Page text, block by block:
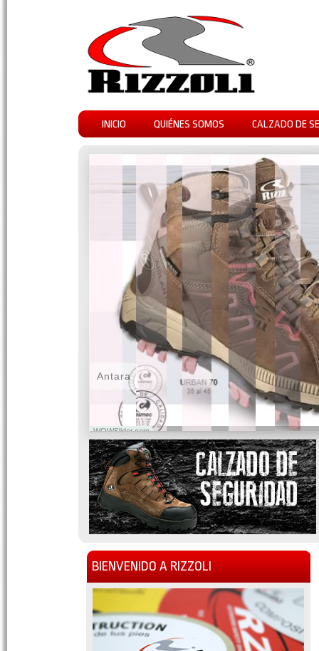
INICIO QUIÉNES SOMOS CALZADO DE
WOWSlider.com
Antara
BIENVENIDO A RIZZOLI